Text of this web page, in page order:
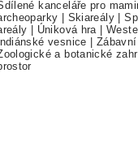
kanceláře pro
| Skiareály |
| Úniková hra |
vesnice |
a botanické